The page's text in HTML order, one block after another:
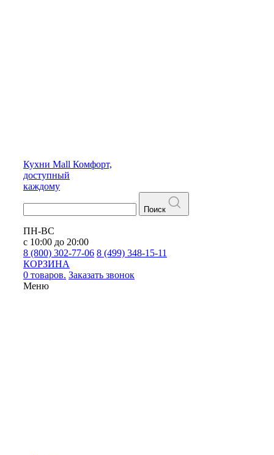
Кухни Mall Комфорт,
доступный
каждому
Поиск
ПН-ВС
с 10:00 до 20:00
8 (800) 302-77-06 8 (499) 348-15-11
КОРЗИНА
0 товаров. Заказать звонок
Меню